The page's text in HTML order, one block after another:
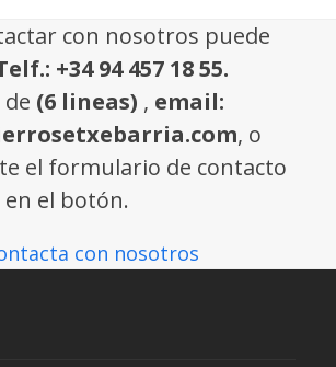
con nosotros puede
+34 94 457 18 55.
(6 lineas) , email:
, o
el formulario de contacto
en el botón.
con nosotros